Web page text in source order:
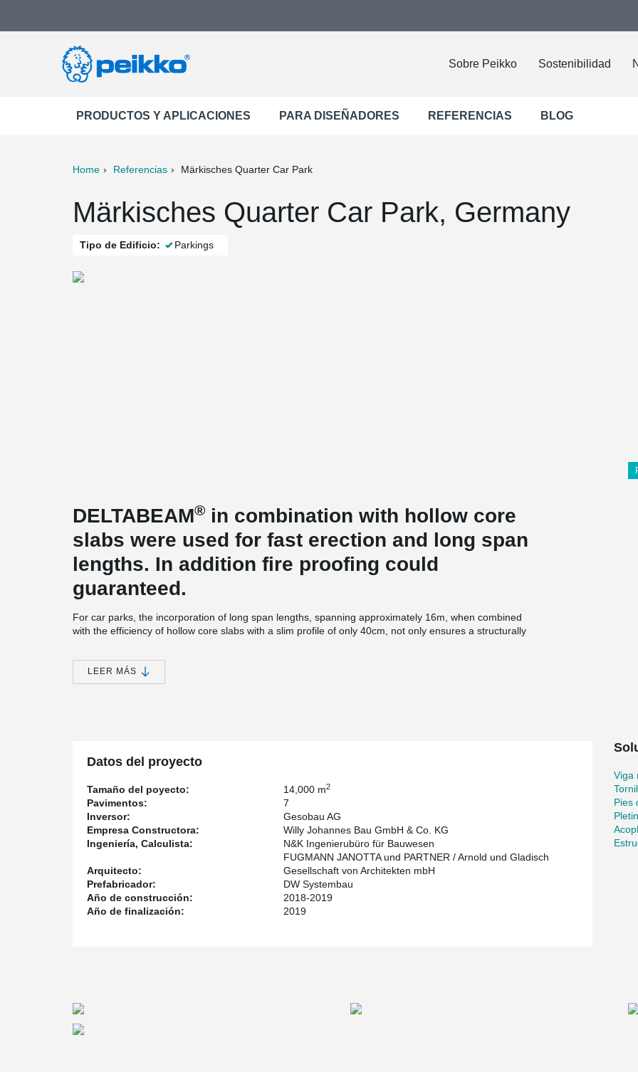
Sobre Peikko Sostenibilidad
PRODUCTOS Y APLICACIONES PARA DISEÑADORES REFERENCIAS BLOG
Home Referencias Märkisches Quarter Car Park
Märkisches Quarter Car Park, Germany
Tipo de Edificio: Parkings
DELTABEAM® in combination with hollow core
slabs were used for fast erection and long span
lengths. In addition fire proofing could
guaranteed.
For car parks, the incorporation of long span lengths, spanning approximately 16m, when combined
with the efficiency of hollow core slabs with a slim profile of only 40cm, not only ensures a structurally
investors. Moreover, the strategic use of prefabricated elements offers the investor significant
advantages, facilitating swift assembly and minimizing construction delays, ultimately expediting the
process of generating revenue from parking fees.
LEER MÁS
Datos del proyecto
Tamaño del poyecto: 14,000 m2
Pavimentos:
7
Inversor:
Gesobau AG
Empresa Constructora:
Willy Johannes Bau GmbH & Co. KG
Ingeniería, Calculista:
N&K Ingenierubüro für Bauwesen
Arquitecto:
FUGMANN JANOTTA und PARTNER / Arnold und Gladisch
Gesellschaft von Architekten mbH
Prefabricador:
DW Systembau
Año de construcción:
2018-2019
Año de finalización:
2019
Viga
Pies